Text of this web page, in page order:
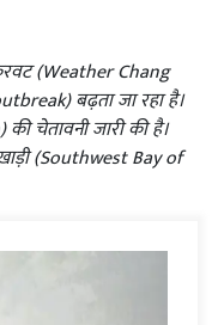
(Weather Chang
बढ़ता जा रहा है।
चेतावनी जारी की है।
(Southwest Bay of